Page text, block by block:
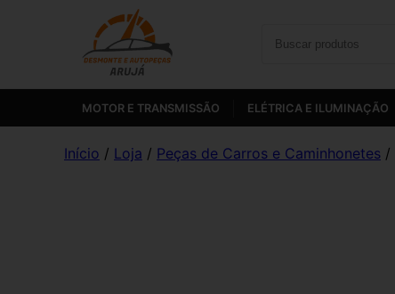
MOTOR E TRANSMISSÃO ELÉTRICA E ILUMINAÇÃO
Início / Loja / Peças de Carros e Caminhonetes /